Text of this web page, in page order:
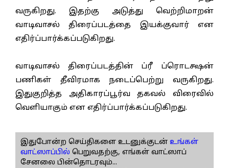
வருகிறது. இதற்கு அடுத்து வெற்றிமாறன்
வாடிவாசல் திரைப்படத்தை இயக்குவார் என
எதிர்ப்பார்க்கப்படுகிறது.
வாடிவாசல் திரைப்படத்தின் ப்ரீ ப்ரொடக்ஷன்
பணிகள் தீவிரமாக நடைப்பெற்று வருகிறது.
இதுகுறித்த அதிகாரப்பூர்வ தகவல் விரைவில்
வெளியாகும் என எதிர்ப்பார்க்கப்படுகிறது.
இதுபோன்ற செய்திகளை உடனுக்குடன் உங்கள்
வாட்ஸாப்பில் பெறுவதற்கு, எங்கள் வாட்ஸாப்
சேனலை பின்தொடரவும்...